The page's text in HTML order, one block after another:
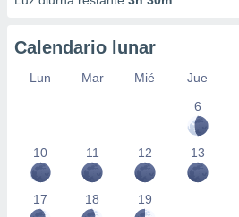
Calendario lunar
Lun Mar Mié Jue
6
10 11 12 13
17 18 19